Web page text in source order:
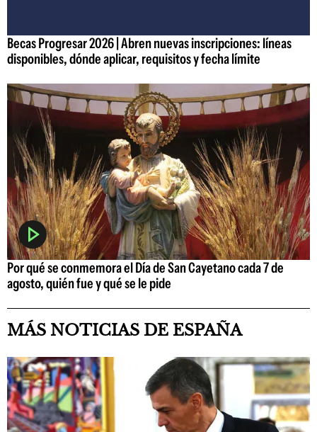
Becas Progresar 2026 | Abren nuevas inscripciones: líneas
disponibles, dónde aplicar, requisitos y fecha límite
Por qué se conmemora el Día de San Cayetano cada 7 de
agosto, quién fue y qué se le pide
MÁS NOTICIAS DE ESPAÑA